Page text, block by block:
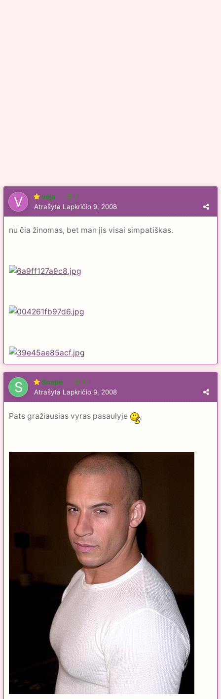
vėja 2
Atrašyta Lapkričio 9, 2008
nu čia žinomas, bet man jis visai simpatiškas.
Snapė 13
Atrašyta Lapkričio 9, 2008
Pats gražiausias vyras pasaulyje